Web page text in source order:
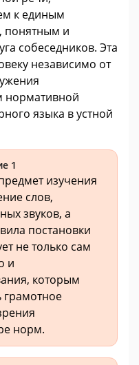
к единым
понятным и
собеседников. Эта
независимо от
нормативной
языка в устной
1
изучения
слов,
звуков, а
постановки
не только сам
и
которым
грамотное
норм.